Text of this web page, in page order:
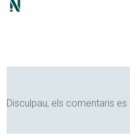
Disculpau, els comentaris